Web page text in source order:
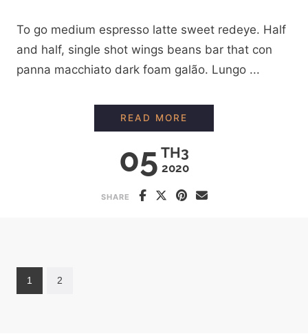
To go medium espresso latte sweet redeye. Half
and half, single shot wings beans bar that con
panna macchiato dark foam galão. Lungo ...
05 TH3
2020
READ MORE
SHARE
1 2